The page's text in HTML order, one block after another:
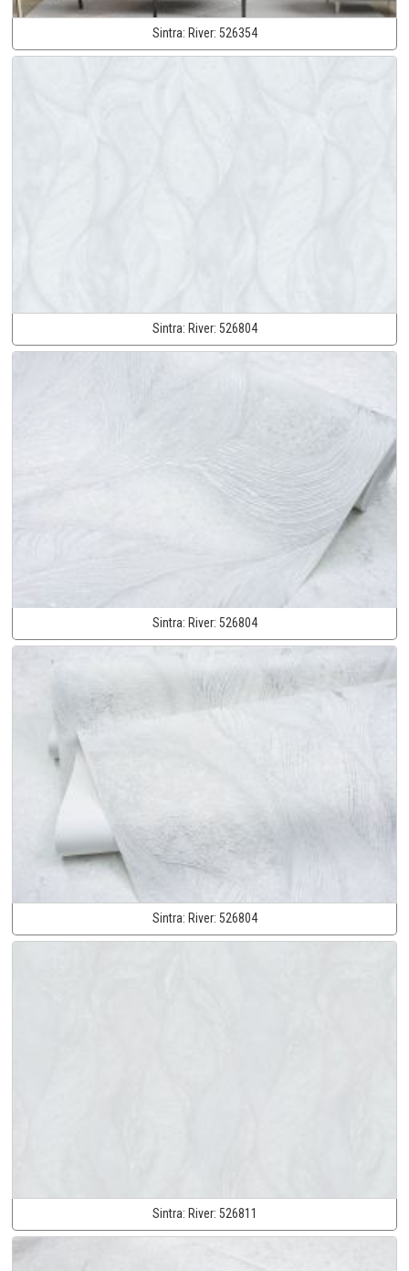
Sintra: River: 526354
Sintra: River: 526804
Sintra: River: 526804
Sintra: River: 526804
Sintra: River: 526811